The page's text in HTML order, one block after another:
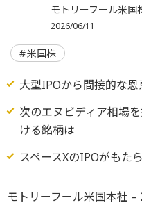
モトリーフール米国
2026/06/11
米国株
大型IPOから間接的な
次のエヌビディア相場
ける銘柄は
スペースXのIPOがもた
モトリーフール米国本社